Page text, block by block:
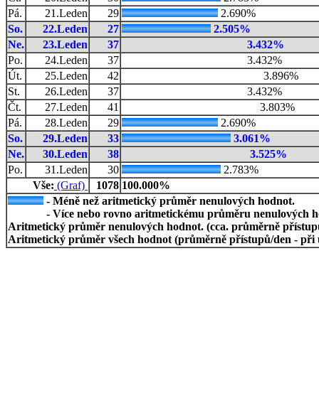
Pá.
21.Leden 29
2.690%
So.
22.Leden 27
2.505%
Ne.
23.Leden 37
3.432%
Po.
24.Leden 37
3.432%
Út.
25.Leden 42
3.896%
St.
26.Leden 37
3.432%
Čt.
27.Leden 41
3.803%
Pá.
28.Leden 29
2.690%
So.
29.Leden 33
3.061%
Ne.
30.Leden 38
3.525%
Po.
31.Leden 30
2.783%
Vše: (Graf) 1078 100.000%
- Méně než aritmetický průměr nenulových hodnot.
- Více nebo rovno aritmetickému průměru nenulových
Aritmetický průměr nenulových hodnot. (cca. průměrně
Aritmetický průměr všech hodnot (průměrně přístupů/den - při